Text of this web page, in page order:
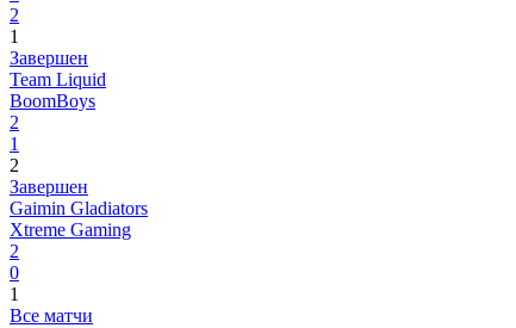
2
1
Завершен
Team Liquid
BoomBoys
2
1
2
Завершен
Gaimin Gladiators
Xtreme Gaming
2
0
1
Все матчи